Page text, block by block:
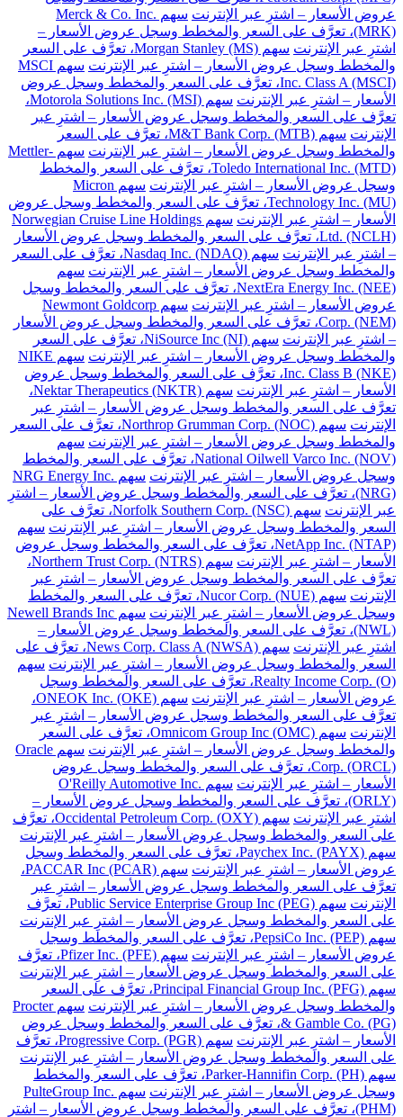
عروض الأسعار – اشترِ عبر الإنترنت
سهم Merck & Co. Inc.
(MRK)، تعرَّف على السعر والمخطط وسجل عروض الأسعار –
اشترِ عبر الإنترنت
سهم Morgan Stanley (MS)، تعرَّف على السعر
والمخطط وسجل عروض الأسعار – اشترِ عبر الإنترنت
سهم MSCI
Inc. Class A (MSCI)، تعرَّف على السعر والمخطط وسجل عروض
الأسعار – اشترِ عبر الإنترنت
سهم Motorola Solutions Inc. (MSI)،
تعرَّف على السعر والمخطط وسجل عروض الأسعار – اشترِ عبر
الإنترنت
سهم M&T Bank Corp. (MTB)، تعرَّف على السعر
والمخطط وسجل عروض الأسعار – اشترِ عبر الإنترنت
سهم Mettler-
Toledo International Inc. (MTD)، تعرَّف على السعر والمخطط
وسجل عروض الأسعار – اشترِ عبر الإنترنت
سهم Micron
Technology Inc. (MU)، تعرَّف على السعر والمخطط وسجل عروض
الأسعار – اشترِ عبر الإنترنت
سهم Norwegian Cruise Line Holdings
Ltd. (NCLH)، تعرَّف على السعر والمخطط وسجل عروض الأسعار
– اشترِ عبر الإنترنت
سهم Nasdaq Inc. (NDAQ)، تعرَّف على السعر
والمخطط وسجل عروض الأسعار – اشترِ عبر الإنترنت سهم
NextEra Energy Inc. (NEE)، تعرَّف على السعر والمخطط وسجل
عروض الأسعار – اشترِ عبر الإنترنت
سهم Newmont Goldcorp
Corp. (NEM)، تعرَّف على السعر والمخطط وسجل عروض الأسعار
– اشترِ عبر الإنترنت
سهم NiSource Inc (NI)، تعرَّف على السعر
والمخطط وسجل عروض الأسعار – اشترِ عبر الإنترنت
سهم NIKE
Inc. Class B (NKE)، تعرَّف على السعر والمخطط وسجل عروض
الأسعار – اشترِ عبر الإنترنت
سهم Nektar Therapeutics (NKTR)،
تعرَّف على السعر والمخطط وسجل عروض الأسعار – اشترِ عبر
الإنترنت
سهم Northrop Grumman Corp. (NOC)، تعرَّف على السعر
والمخطط وسجل عروض الأسعار – اشترِ عبر الإنترنت سهم
National Oilwell Varco Inc. (NOV)، تعرَّف على السعر والمخطط
وسجل عروض الأسعار – اشترِ عبر الإنترنت
سهم NRG Energy Inc.
(NRG)، تعرَّف على السعر والمخطط وسجل عروض الأسعار – اشترِ
عبر الإنترنت
سهم Norfolk Southern Corp. (NSC)، تعرَّف على
السعر والمخطط وسجل عروض الأسعار – اشترِ عبر الإنترنت سهم
NetApp Inc. (NTAP)، تعرَّف على السعر والمخطط وسجل عروض
الأسعار – اشترِ عبر الإنترنت
سهم Northern Trust Corp. (NTRS)،
تعرَّف على السعر والمخطط وسجل عروض الأسعار – اشترِ عبر
الإنترنت
سهم Nucor Corp. (NUE)، تعرَّف على السعر والمخطط
وسجل عروض الأسعار – اشترِ عبر الإنترنت
سهم Newell Brands Inc
(NWL)، تعرَّف على السعر والمخطط وسجل عروض الأسعار –
اشترِ عبر الإنترنت
سهم News Corp. Class A (NWSA)، تعرَّف على
السعر والمخطط وسجل عروض الأسعار – اشترِ عبر الإنترنت سهم
Realty Income Corp. (O)، تعرَّف على السعر والمخطط وسجل
عروض الأسعار – اشترِ عبر الإنترنت
سهم ONEOK Inc. (OKE)،
تعرَّف على السعر والمخطط وسجل عروض الأسعار – اشترِ عبر
الإنترنت
سهم Omnicom Group Inc (OMC)، تعرَّف على السعر
والمخطط وسجل عروض الأسعار – اشترِ عبر الإنترنت
سهم Oracle
Corp. (ORCL)، تعرَّف على السعر والمخطط وسجل عروض
الأسعار – اشترِ عبر الإنترنت
سهم O'Reilly Automotive Inc.
(ORLY)، تعرَّف على السعر والمخطط وسجل عروض الأسعار –
اشترِ عبر الإنترنت
سهم Occidental Petroleum Corp. (OXY)، تعرَّف
على السعر والمخطط وسجل عروض الأسعار – اشترِ عبر الإنترنت
سهم Paychex Inc. (PAYX)، تعرَّف على السعر والمخطط وسجل
عروض الأسعار – اشترِ عبر الإنترنت
سهم PACCAR Inc (PCAR)،
تعرَّف على السعر والمخطط وسجل عروض الأسعار – اشترِ عبر
الإنترنت
سهم Public Service Enterprise Group Inc (PEG)، تعرَّف
على السعر والمخطط وسجل عروض الأسعار – اشترِ عبر الإنترنت
سهم PepsiCo Inc. (PEP)، تعرَّف على السعر والمخطط وسجل
عروض الأسعار – اشترِ عبر الإنترنت
سهم Pfizer Inc. (PFE)، تعرَّف
على السعر والمخطط وسجل عروض الأسعار – اشترِ عبر الإنترنت
سهم Principal Financial Group Inc. (PFG)، تعرَّف على السعر
والمخطط وسجل عروض الأسعار – اشترِ عبر الإنترنت
سهم Procter
& Gamble Co. (PG)، تعرَّف على السعر والمخطط وسجل عروض
الأسعار – اشترِ عبر الإنترنت
سهم Progressive Corp. (PGR)، تعرَّف
على السعر والمخطط وسجل عروض الأسعار – اشترِ عبر الإنترنت
سهم Parker-Hannifin Corp. (PH)، تعرَّف على السعر والمخطط
وسجل عروض الأسعار – اشترِ عبر الإنترنت
سهم PulteGroup Inc.
(PHM)، تعرَّف على السعر والمخطط وسجل عروض الأسعار – اشترِ